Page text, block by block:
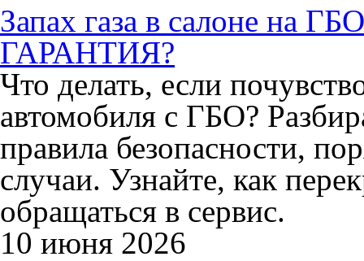
Запах газа в салоне
ГАРАНТИЯ?
Что делать, если
автомобиля с ГБО?
правила безопасности,
случаи. Узнайте, как
обращаться в сервис.
10 июня 2026